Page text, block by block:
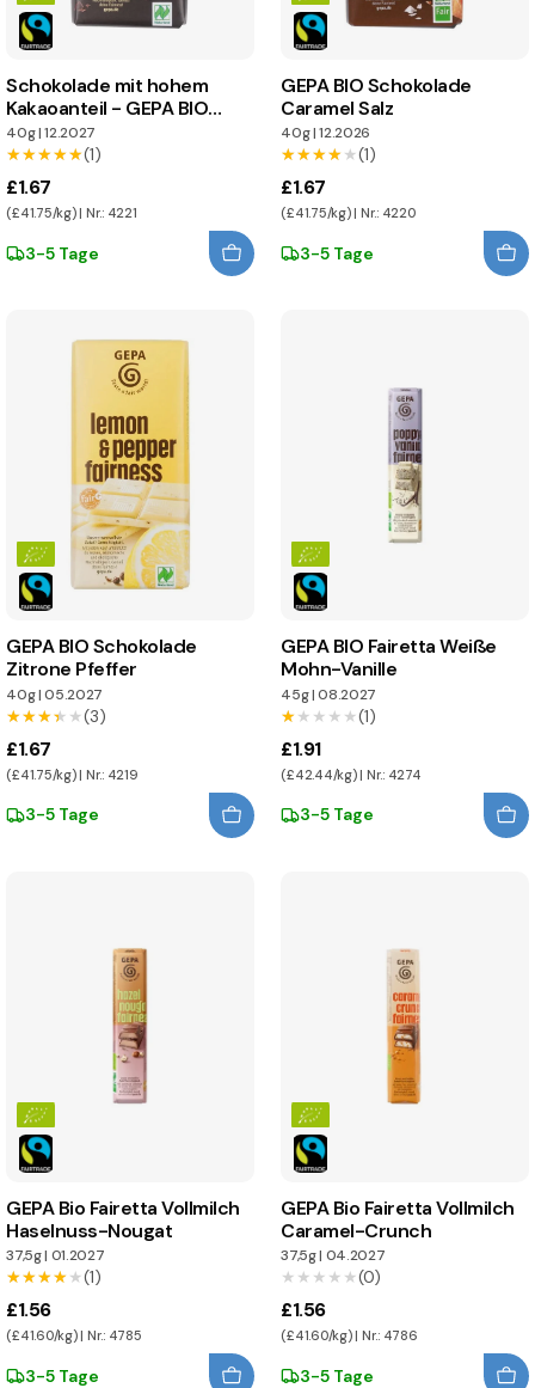
Schokolade mit hohem
Kakaoanteil - GEPA BIO
Schokolade
40g|12.2027
★★★★★
★★★★★(1)
£1.67
(£41.75/kg) | Nr.: 4221
3-5 Tage
GEPA BIO Schokolade
Caramel Salz
40g|12.2026
★★★★★
★★★★★(1)
£1.67
(£41.75/kg) | Nr.: 4220
3-5 Tage
GEPA BIO Schokolade
Zitrone Pfeffer
40g|05.2027
★★★★★
★★★★★(3)
£1.67
(£41.75/kg) | Nr.: 4219
3-5 Tage
GEPA BIO Fairetta Weiße
Mohn-Vanille
45g|08.2027
★★★★★
★★★★★(1)
£1.91
(£42.44/kg) | Nr.: 4274
3-5 Tage
GEPA Bio Fairetta Vollmilch
Haselnuss-Nougat
37,5g| 01.2027
★★★★★
★★★★★(1)
£1.56
(£41.60/kg) | Nr.: 4785
3-5 Tage
GEPA Bio Fairetta Vollmilch
Caramel-Crunch
37,5g| 04.2027
★★★★★
★★★★★(0)
£1.56
(£41.60/kg) | Nr.: 4786
3-5 Tage